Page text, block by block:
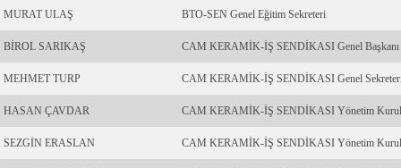
MURAT ULAŞ BTO-SEN Genel Eğitim Sekreteri
BİROL SARIKAŞ CAM KERAMİK-İŞ SENDİKASI Genel Başkanı
MEHMET TURP CAM KERAMİK-İŞ SENDİKASI Genel
HASAN ÇAVDAR CAM KERAMİK-İŞ SENDİKASI Yönetim
SEZGİN ERASLAN CAM KERAMİK-İŞ SENDİKASI Yönetim